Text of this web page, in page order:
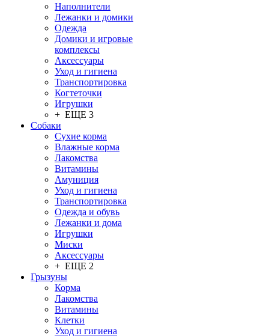
Наполнители
Лежанки и домики
Одежда
Домики и игровые
комплексы
Аксессуары
Уход и гигиена
Транспортировка
Когтеточки
Игрушки
+ ЕЩЕ 3
Собаки
Сухие корма
Влажные корма
Лакомства
Витамины
Амуниция
Уход и гигиена
Транспортировка
Одежда и обувь
Лежанки и дома
Игрушки
Миски
Аксессуары
+ ЕЩЕ 2
Грызуны
Корма
Лакомства
Витамины
Клетки
Уход и гигиена